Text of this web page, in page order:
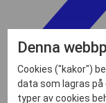
Denna
Cookies ("kakor")
data som lagras på
typer av cookies